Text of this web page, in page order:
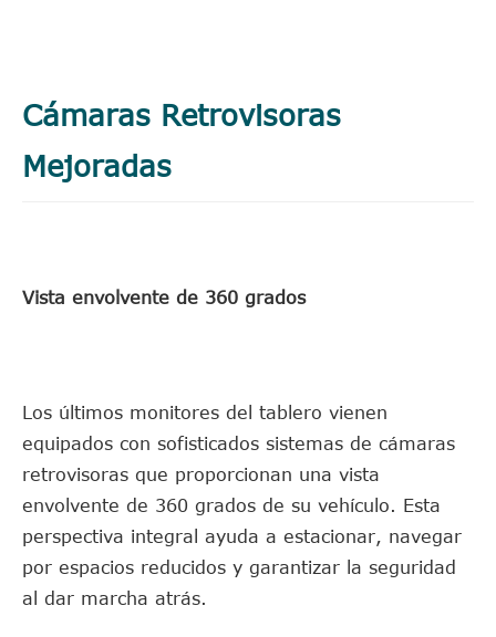
Cámaras Retrovisoras
Mejoradas
Vista envolvente de 360 grados
Los últimos monitores del tablero vienen
equipados con sofisticados sistemas de cámaras
retrovisoras que proporcionan una vista
envolvente de 360 grados de su vehículo. Esta
perspectiva integral ayuda a estacionar, navegar
por espacios reducidos y garantizar la seguridad
al dar marcha atrás.